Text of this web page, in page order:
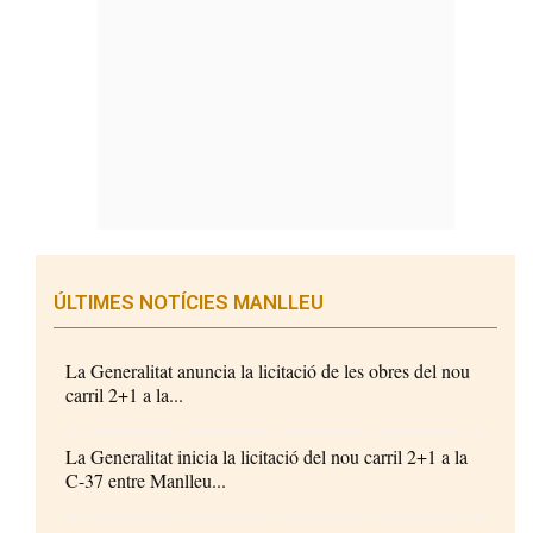
ÚLTIMES NOTÍCIES MANLLEU
La Generalitat anuncia la licitació de les obres del nou
carril 2+1 a la...
La Generalitat inicia la licitació del nou carril 2+1 a la
C-37 entre Manlleu...